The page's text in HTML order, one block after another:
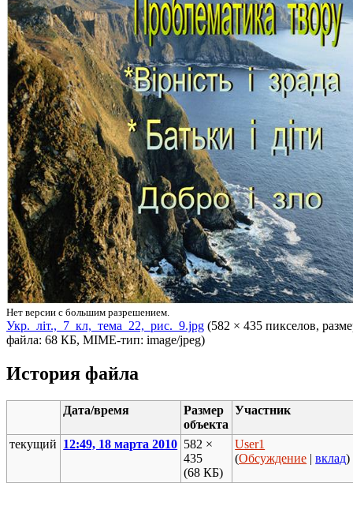
Нет версии с большим разрешением.
Укр._літ.,_7_кл,_тема_22,_рис._9.jpg (582 × 435 пикселов,
файла: 68 КБ, MIME-тип: image/jpeg)
История файла
Дата/время
Размер
объекта
Участник
текущий 12:49, 18 марта 2010 582 ×
435
(68 КБ)
User1
(Обсуждение |вклад)